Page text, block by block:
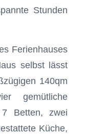
Stunden
Ferienhauses
selbst lässt
140qm
gemütliche
7 Betten, zwei
Küche,